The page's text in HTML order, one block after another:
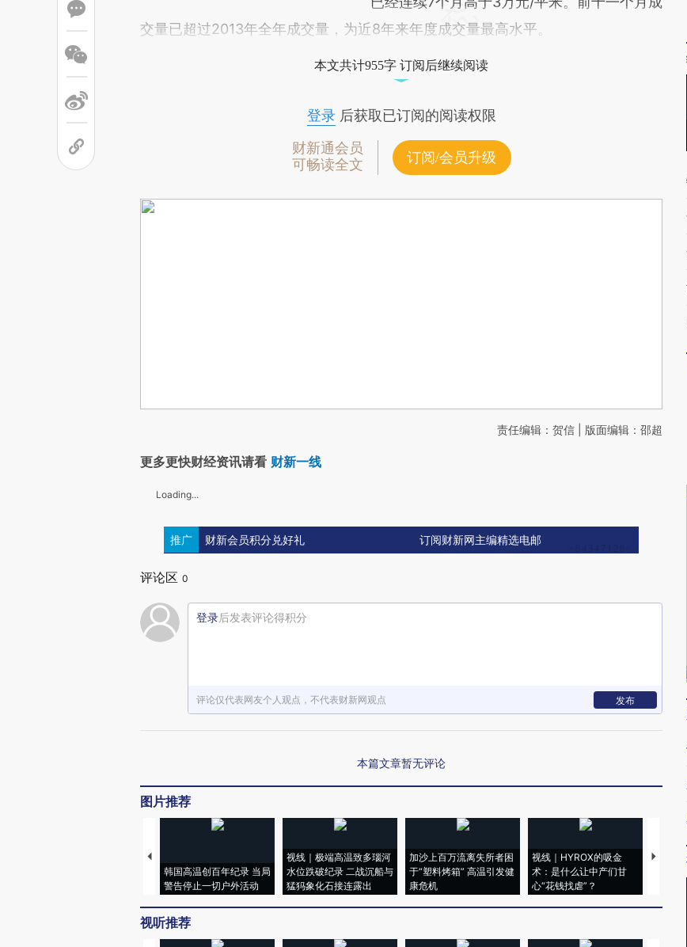
交量已超过2013年全年成交量，为近8年来年度成交量最高水平。
本文共计955字 订阅后继续阅读
登录后获取已订阅的阅读权限
财新通会员
可畅读全文
订阅/会员升级
责任编辑：贺信 | 版面编辑：邵超
更多更快财经资讯请看 财新一线
Loading...
推广 财新会员积分兑好礼 订阅财新网主编精选电邮
评论区 0
登录后发表评论得积分
评论仅代表网友个人观点，不代表财新网观点 发布
本篇文章暂无评论
图片推荐
韩国高温创百年纪录 当局
警告停止一切户外活动
视线｜极端高温致多瑙河
水位跌破纪录 二战沉船与
猛犸象化石接连露出
加沙上百万流离失所者困
于“塑料烤箱” 高温引发健
康危机
视线｜HYROX的吸金
术：是什么让中产们甘
心“花钱找虐”？
马航飞
粒摇
视听推荐